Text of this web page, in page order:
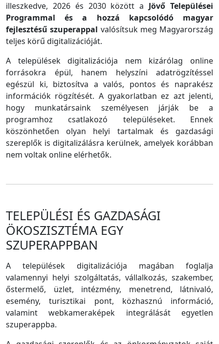
illeszkedve, 2026 és 2030 között a Jövő Települései
Programmal és a hozzá kapcsolódó magyar
fejlesztésű szuperappal valósítsuk meg Magyarország
teljes körű digitalizációját.
A települések digitalizációja nem kizárólag online
forrásokra épül, hanem helyszíni adatrögzítéssel
egészül ki, biztosítva a valós, pontos és naprakész
információk rögzítését. A gyakorlatban ez azt jelenti,
hogy munkatársaink személyesen járják be a
programhoz csatlakozó településeket. Ennek
köszönhetően olyan helyi tartalmak és gazdasági
szereplők is digitalizálásra kerülnek, amelyek korábban
nem voltak online elérhetők.
TELEPÜLÉSI ÉS GAZDASÁGI
ÖKOSZISZTÉMA EGY
SZUPERAPPBAN
A települések digitalizációja magában foglalja
valamennyi helyi szolgáltatás, vállalkozás, szakember,
őstermelő, üzlet, intézmény, menetrend, látnivaló,
esemény, turisztikai pont, közhasznú információ,
valamint webkameraképek integrálását egyetlen
szuperappba.